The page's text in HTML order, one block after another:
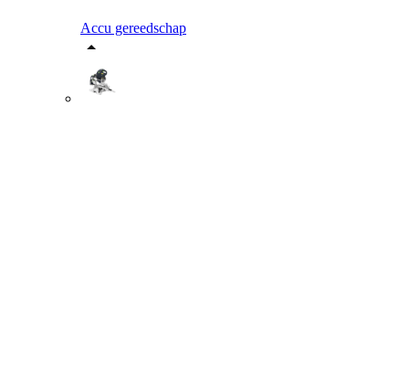
Accu gereedschap